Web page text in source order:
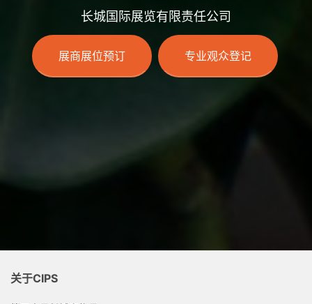
长城国际展览有限责任公司
展商展位预订 专业观众登记
关于CIPS